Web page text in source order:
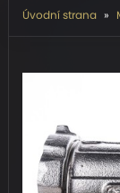
Úvodní strana